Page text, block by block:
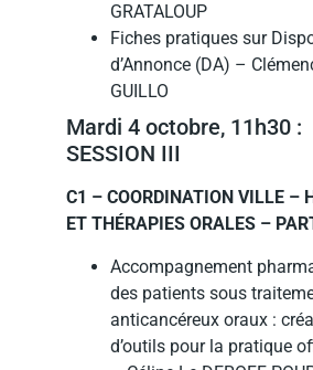
GRATALOUP
Fiches pratiques sur
d’Annonce (DA) –
GUILLO
Mardi 4 octobre, 11h30 :
SESSION III
C1 – COORDINATION VILLE –
ET THÉRAPIES ORALES –
Accompagnement
des patients sous
anticancéreux oraux :
d’outils pour la pratique